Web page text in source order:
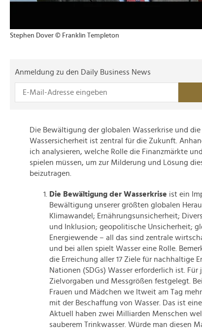
Stephen Dover © Franklin Templeton
Anmeldung zu den Daily Business News
Die Bewältigung der globalen Wasserkrise und
Wassersicherheit ist zentral für die Zukunft.
ich analysieren, welche Rolle die Finanzmärkte
spielen müssen, um zur Milderung und Lösung
beizutragen.
Die Bewältigung der Wasserkrise ist ein
Bewältigung unserer größten globalen
Klimawandel; Ernährungsunsicherheit;
und Inklusion; geopolitische Unsicherheit;
Energiewende – all das sind zentrale
und bei allen spielt Wasser eine Rolle.
die Erreichung aller 17 Ziele für nachhaltige
Nationen (SDGs) Wasser erforderlich ist.
Zielvorgaben und Messgrößen festgelegt.
Frauen und Mädchen we ltweit am Tag
mit der Beschaffung von Wasser. Das ist
Aktuell haben zwei Milliarden Menschen
sauberem Trinkwasser. Würde man diesen